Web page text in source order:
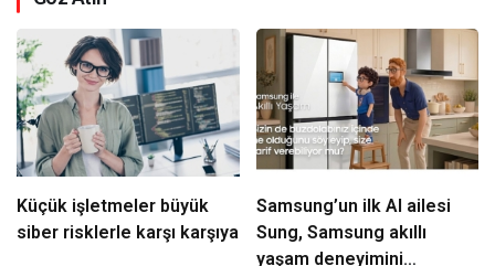
Küçük işletmeler büyük
siber risklerle karşı karşıya
Samsung’un ilk AI ailesi
Sung, Samsung akıllı
yaşam deneyimini